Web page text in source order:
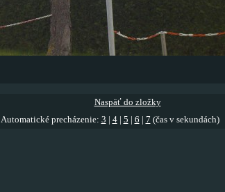
Naspäť do zložky
Automatické precházenie: 3 4| 5 6 7 (čas v sekundách)